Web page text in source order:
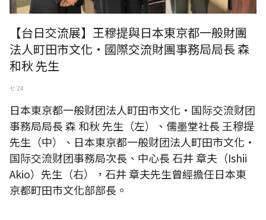
【台日交流展】王穆提與日本東京都一般財團
法人町田市文化・國際交流財團事務局局長 森
和秋 先生
七 24
日本東京都一般财团法人町田市文化・国际交流财团
事務局局長 森 和秋 先生（左）、儒墨堂社長 王穆提
先生（中）、日本東京都一般财团法人町田市文化・
国际交流财团事務局次長、中心長 石井 章夫（Ishii
Akio）先生（右），石井 章夫先生曾經擔任日本東
京都町田市文化部部長。